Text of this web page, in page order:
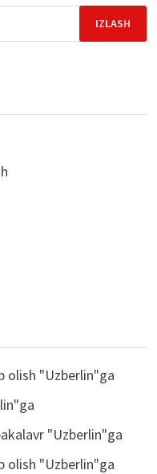
olish "Uzberlin"ga
"ga
"Uzberlin"ga
olish "Uzberlin"ga